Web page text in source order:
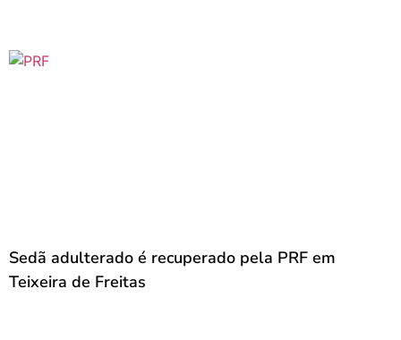
Sedã adulterado é recuperado pela PRF em
Teixeira de Freitas